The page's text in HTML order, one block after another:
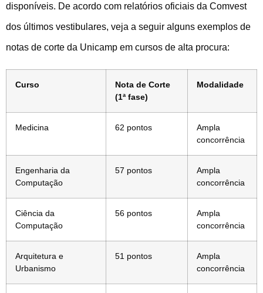
disponíveis. De acordo com relatórios oficiais da Comvest
dos últimos vestibulares, veja a seguir alguns exemplos de
notas de corte da Unicamp em cursos de alta procura:
Curso
Nota de Corte
(1ª fase)
Modalidade
Medicina 62 pontos
Ampla
concorrência
Engenharia da
Computação
57 pontos
Ampla
concorrência
Ciência da
Computação
56 pontos
Ampla
concorrência
Arquitetura e
Urbanismo
51 pontos
Ampla
concorrência